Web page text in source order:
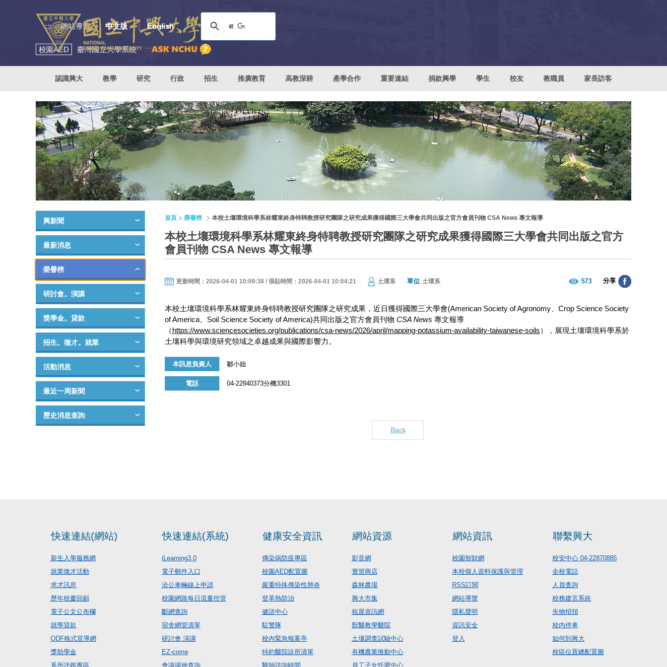
::: 網站導覽 中文版 English
校園AED 臺灣國立大學系統
認識興大 教學 研究 行政 招生 推廣教育 高教深耕 產學合作 重要連結 捐款興學 學生 校友 教職員 家長訪客
興新聞
最新消息
榮譽榜
研討會。演講
獎學金。貸款
招生。徵才。就業
活動消息
最近一周新聞
歷史消息查詢
首頁 榮譽榜 本校土壤環境科學系林耀東終身特聘教授研究團隊之研究成果獲得國際三大學會共同出版之官方會員刊物 CSA News 專文報導
本校土壤環境科學系林耀東終身特聘教授研究團隊之研究成果獲得國際三大學會共同出版之官方
會員刊物 CSA News 專文報導
更新時間：2026-04-01 10:09:38 / 張貼時間：2026-04-01 10:04:21 土環系 單位 土環系 573 分享
本校土壤環境科學系​林耀東終身特聘教授研究團隊之研究成果，近日獲得國際三大學會(American Society of Agronomy、Crop Science Society
of America、Soil Science Society of America)共同出版之官方會員刊物 CSA News 專文報導
（https://www.sciencesocieties.org/publications/csa-news/2026/april/mapping-potassium-availability-taiwanese-soils），展現土壤環境科學系於
土壤科學與環境研究領域之卓越成果與國際影響力。
本訊息負責人 鄒小姐
電話 04-22840373分機3301
Back
快速連結(網站)
新生入學服務網
就業徵才活動
求才訊息
歷年校慶回顧
電子公文公布欄
就學貸款
ODF格式宣導網
獎助學金
系所評鑑專區
快速連結(系統)
iLearning3.0
電子郵件入口
洽公車輛線上申請
校園網路每日流量控管
斷網查詢
宿舍網管清單
研討會.演講
EZ-come
會議場地查詢
健康安全資訊
傳染病防疫專區
校園AED配置圖
嚴重特殊傳染性肺炎
登革熱防治
健諮中心
駐警隊
校內緊急報案亭
特約醫院診所清單
醫師諮詢時間
網站資源
影音網
實習商店
森林農場
興大市集
租屋資訊網
獸醫教學醫院
土壤調查試驗中心
有機農業推動中心
員工子女托嬰中心
網站資訊
校園智財網
本校個人資料保護與管理
RSS訂閱
網站導覽
隱私聲明
資訊安全
登入
聯繫興大
校安中心 04-22870885
全校電話
人員查詢
校務建言系統
失物招領
校內停車
如何到興大
校區位置總配置圖